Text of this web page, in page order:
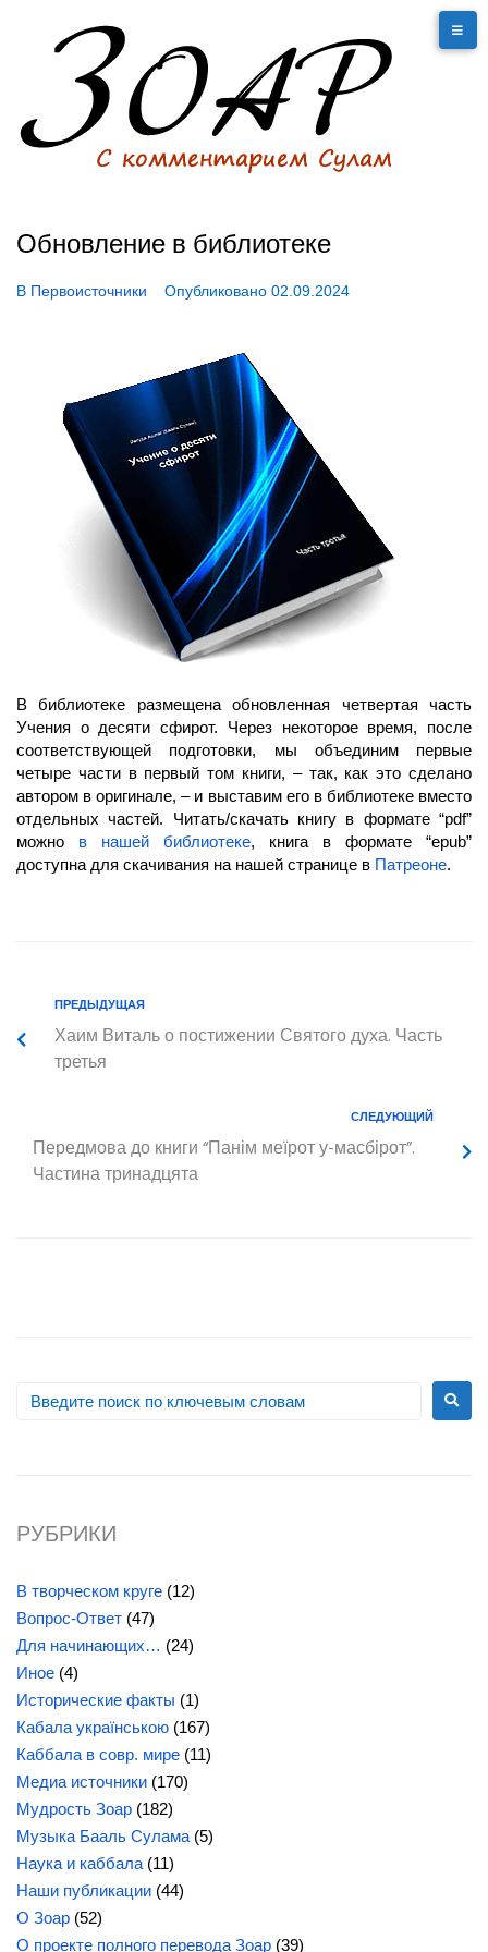
Обновление в библиотеке
В Первоисточники Опубликовано 02.09.2024
В библиотеке размещена обновленная четвертая часть
Учения о десяти сфирот. Через некоторое время, после
соответствующей подготовки, мы объединим первые
четыре части в первый том книги, – так, как это сделано
автором в оригинале, – и выставим его в библиотеке вместо
отдельных частей. Читать/скачать книгу в формате “pdf”
можно в нашей библиотеке, книга в формате “epub”
доступна для скачивания на нашей странице в Патреоне.
ПРЕДЫДУЩАЯ
Хаим Виталь о постижении Святого духа. Часть
третья
СЛЕДУЮЩИЙ
Передмова до книги “Панім меїрот у-масбірот”.
Частина тринадцята
РУБРИКИ
В творческом круге (12)
Вопрос-Ответ (47)
Для начинающих… (24)
Иное (4)
Исторические факты (1)
Кабала українською (167)
Каббала в совр. мире (11)
Медиа источники (170)
Мудрость Зоар (182)
Музыка Бааль Сулама (5)
Наука и каббала (11)
Наши публикации (44)
О Зоар (52)
О проекте полного перевода Зоар (39)